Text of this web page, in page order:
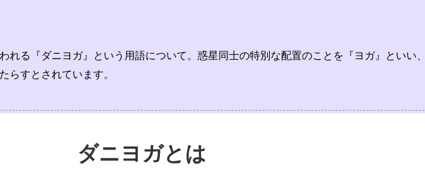
れる『ダニヨガ』という用語について。惑星同士の特別な配置のことを『ヨガ』といい
らすとされています。
ダニヨガとは